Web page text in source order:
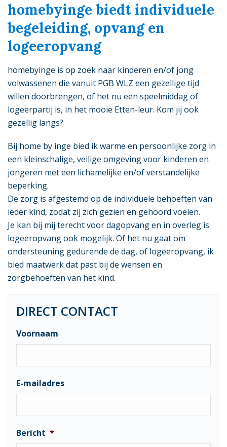
homebyinge biedt individuele
begeleiding, opvang en
logeeropvang
homebyinge is op zoek naar kinderen en/of jong
volwassenen die vanuit PGB WLZ een gezellige tijd
willen doorbrengen, of het nu een speelmiddag of
logeerpartij is, in het mooie Etten-leur. Kom jij ook
gezellig langs?
Bij home by inge bied ik warme en persoonlijke zorg in
een kleinschalige, veilige omgeving voor kinderen en
jongeren met een lichamelijke en/of verstandelijke
beperking.
De zorg is afgestemd op de individuele behoeften van
ieder kind, zodat zij zich gezien en gehoord voelen.
Je kan bij mij terecht voor dagopvang en in overleg is
logeeropvang ook mogelijk. Of het nu gaat om
ondersteuning gedurende de dag, of logeeropvang, ik
bied maatwerk dat past bij de wensen en
zorgbehoeften van het kind.
DIRECT CONTACT
Voornaam
E-mailadres
Bericht *